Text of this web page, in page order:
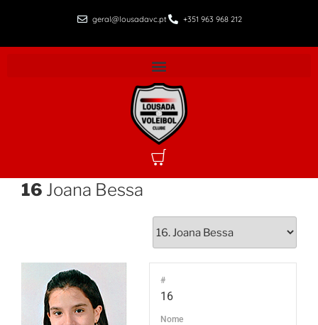
geral@lousadavc.pt +351 963 968 212
16 Joana Bessa
#
16
Nome